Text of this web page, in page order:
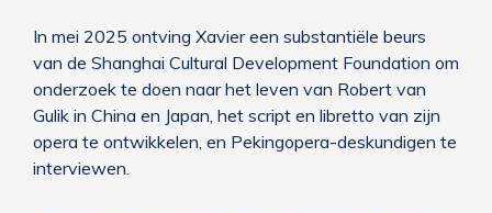
In mei 2025 ontving Xavier een substantiële beurs
van de Shanghai Cultural Development Foundation om
onderzoek te doen naar het leven van Robert van
Gulik in China en Japan, het script en libretto van zijn
opera te ontwikkelen, en Pekingopera-deskundigen te
interviewen.